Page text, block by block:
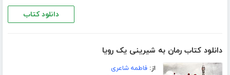
دانلود کتاب
دانلود کتاب رمان به شیرینی یک رویا
از:فاطمه شاعری